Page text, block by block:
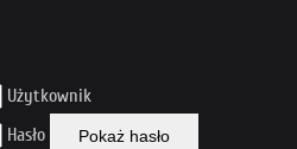
Użytkownik
Hasło
Pokaż hasło